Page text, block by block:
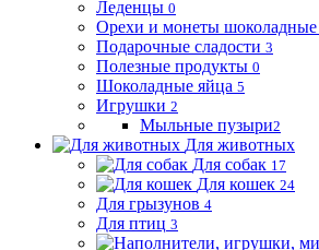
Леденцы 0
Орехи и монеты шоколадные
Подарочные сладости 3
Полезные продукты 0
Шоколадные яйца 5
Игрушки 2
Мыльные пузыри2
Для животных
Для собак 17
Для кошек 24
Для грызунов 4
Для птиц 3